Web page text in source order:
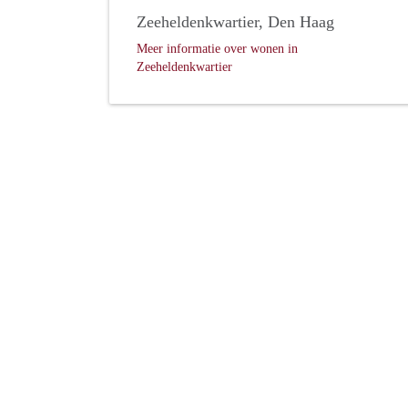
Zeeheldenkwartier, Den Haag
Meer informatie over wonen in
Zeeheldenkwartier